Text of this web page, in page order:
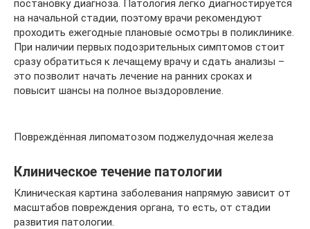
постановку диагноза. Патология легко диагностируется
на начальной стадии, поэтому врачи рекомендуют
проходить ежегодные плановые осмотры в поликлинике.
При наличии первых подозрительных симптомов стоит
сразу обратиться к лечащему врачу и сдать анализы –
это позволит начать лечение на ранних сроках и
повысит шансы на полное выздоровление.
Повреждённая липоматозом поджелудочная железа
Клиническое течение патологии
Клиническая картина заболевания напрямую зависит от
масштабов повреждения органа, то есть, от стадии
развития патологии.